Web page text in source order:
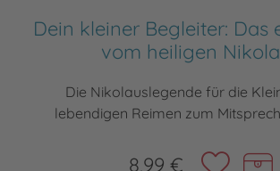
Dein kleiner Begleiter: Das
vom heiligen
Die Nikolauslegende für die
lebendigen Reimen zum
8,99 €